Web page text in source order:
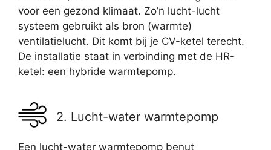
voor een gezond klimaat. Zo’n lucht-lucht
systeem gebruikt als bron (warmte)
ventilatielucht. Dit komt bij je CV-ketel terecht.
De installatie staat in verbinding met de HR-
ketel: een hybride warmtepomp.
2. Lucht-water warmtepomp
Een lucht-water warmtepomp benut